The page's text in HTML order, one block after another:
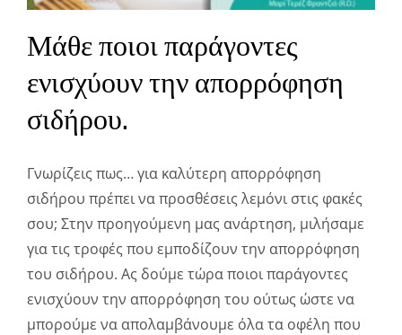
Μάθε ποιοι παράγοντες
ενισχύουν την απορρόφηση
σιδήρου.
Γνωρίζεις πως… για καλύτερη απορρόφηση
σιδήρου πρέπει να προσθέσεις λεμόνι στις φακές
σου; Στην προηγούμενη μας ανάρτηση, μιλήσαμε
για τις τροφές που εμποδίζουν την απορρόφηση
του σιδήρου. Ας δούμε τώρα ποιοι παράγοντες
ενισχύουν την απορρόφηση του ούτως ώστε να
μπορούμε να απολαμβάνουμε όλα τα οφέλη που